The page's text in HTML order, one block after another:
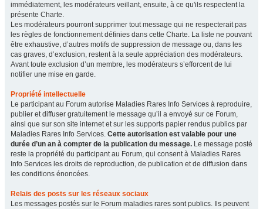
immédiatement, les modérateurs veillant, ensuite, à ce qu'ils respectent la
présente Charte.
Les modérateurs pourront supprimer tout message qui ne respecterait pas
les règles de fonctionnement définies dans cette Charte. La liste ne pouvant
être exhaustive, d’autres motifs de suppression de message ou, dans les
cas graves, d’exclusion, restent à la seule appréciation des modérateurs.
Avant toute exclusion d’un membre, les modérateurs s’efforcent de lui
notifier une mise en garde.
Propriété intellectuelle
Le participant au Forum autorise Maladies Rares Info Services à reproduire,
publier et diffuser gratuitement le message qu’il a envoyé sur ce Forum,
ainsi que sur son site internet et sur les supports papier rendus publics par
Maladies Rares Info Services. Cette autorisation est valable pour une
durée d’un an à compter de la publication du message. Le message posté
reste la propriété du participant au Forum, qui consent à Maladies Rares
Info Services les droits de reproduction, de publication et de diffusion dans
les conditions énoncées.
Relais des posts sur les réseaux sociaux
Les messages postés sur le Forum maladies rares sont publics. Ils peuvent